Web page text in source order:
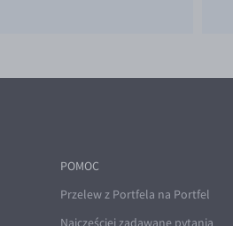
POMOC
Przelew z Portfela na Portfel
Najczęściej zadawane pytania